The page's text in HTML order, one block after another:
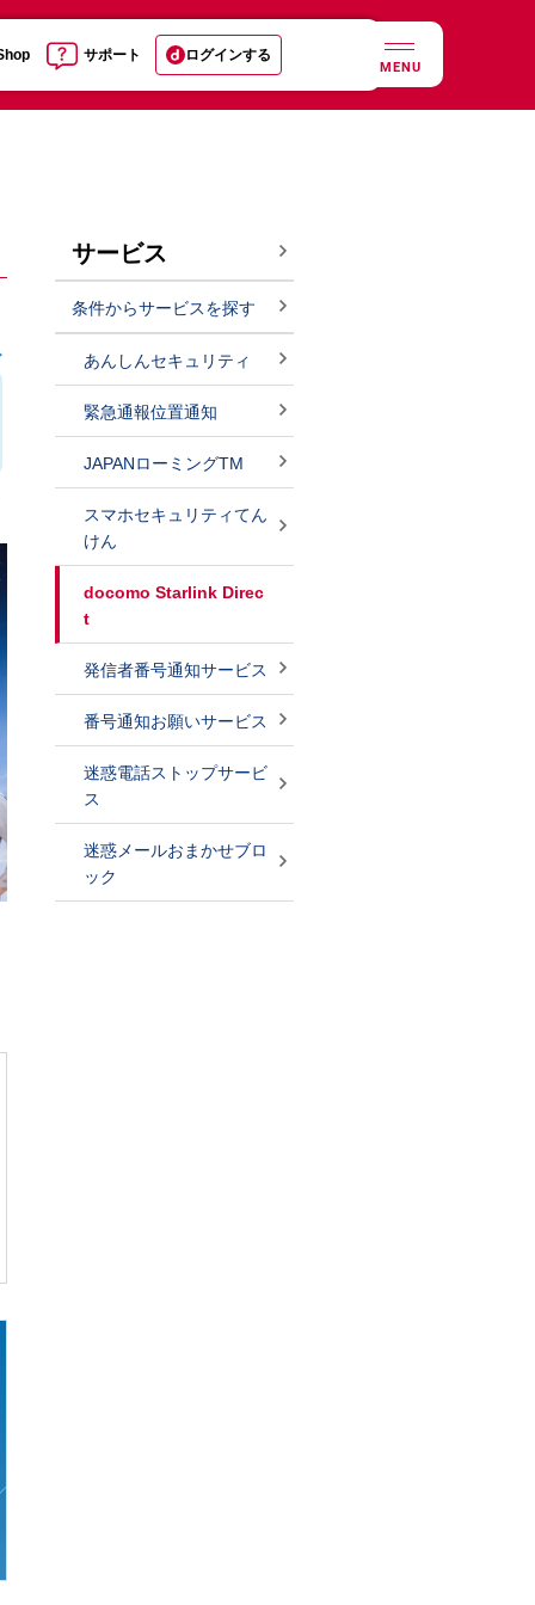
サポート ログインする
MENU
サービス
条件からサービスを探す
あんしんセキュリティ
緊急通報位置通知
JAPANローミングTM
スマホセキュリティてん
けん
docomo Starlink Direc
t
発信者番号通知サービス
番号通知お願いサービス
迷惑電話ストップサービ
ス
迷惑メールおまかせブロ
ック